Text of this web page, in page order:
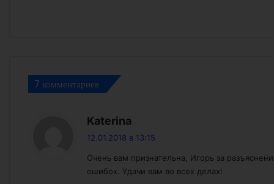
7 комментариев
Katerina
12.01.2018 в 13:15
Очень вам признательна, Игорь за
ошибок. Удачи вам во всех делах!